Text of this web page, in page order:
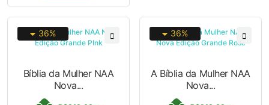
36%
Bíblia da Mulher NAA
Nova...
36%
A Bíblia da Mulher NAA
Nova...